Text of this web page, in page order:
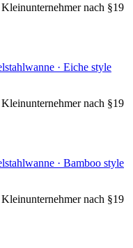
nach §19
· Eiche style
nach §19
· Bamboo style
nach §19